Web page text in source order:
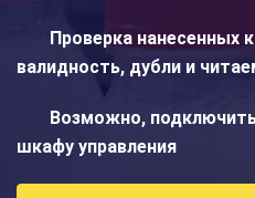
Проверка нанесенных
валидность, дубли и
Возможно,
шкафу управления